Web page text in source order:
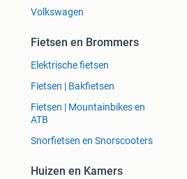
Volkswagen
Fietsen en Brommers
Elektrische fietsen
Fietsen | Bakfietsen
Fietsen | Mountainbikes en
ATB
Snorfietsen en Snorscooters
Huizen en Kamers